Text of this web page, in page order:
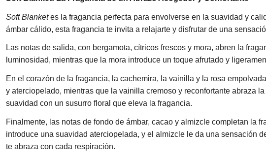
Soft Blanketes la fragancia perfecta para envolverse en la suavidad y
ámbar cálido, esta fragancia te invita a relajarte y disfrutar de una
Las notas de salida, con bergamota, cítricos frescos y mora, abren la
luminosidad, mientras que la mora introduce un toque afrutado y
En el corazón de la fragancia, la cachemira, la vainilla y la rosa
y aterciopelado, mientras que la vainilla cremoso y reconfortante abraza
suavidad con un susurro floral que eleva la fragancia.
Finalmente, las notas de fondo de ámbar, cacao y almizcle completan la
introduce una suavidad aterciopelada, y el almizcle le da una sensación
te abraza con cada respiración.